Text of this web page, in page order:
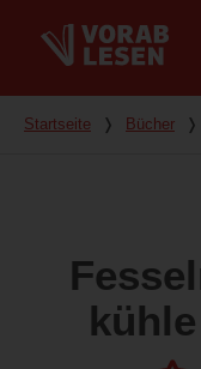
Du bist hier
Startseite ❭ Bücher ❭